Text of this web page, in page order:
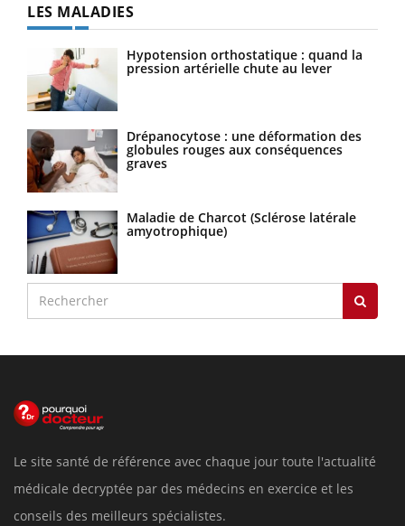
LES MALADIES
Hypotension orthostatique : quand la
pression artérielle chute au lever
Drépanocytose : une déformation des
globules rouges aux conséquences
graves
Maladie de Charcot (Sclérose latérale
amyotrophique)
Le site santé de référence avec chaque jour toute l'actualité
médicale decryptée par des médecins en exercice et les
conseils des meilleurs spécialistes.